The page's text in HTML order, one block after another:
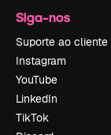
Siga-nos
Suporte ao cliente
Instagram
YouTube
LinkedIn
TikTok